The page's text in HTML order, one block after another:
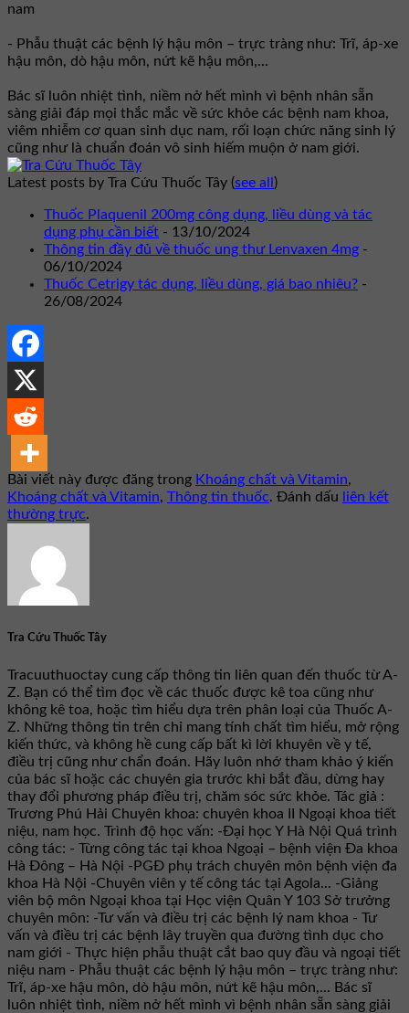
nam
- Phẫu thuật các bệnh lý hậu môn – trực tràng như: Trĩ, áp-xe
hậu môn, dò hậu môn, nứt kẽ hậu môn,...
Bác sĩ luôn nhiệt tình, niềm nở hết mình vì bệnh nhân sẵn
sàng giải đáp mọi thắc mắc về sức khỏe các bệnh nam khoa,
viêm nhiễm cơ quan sinh dục nam, rối loạn chức năng sinh lý
cũng như là chuẩn đoán vô sinh hiếm muộn ở nam giới.
Latest posts by Tra Cứu Thuốc Tây (see all )
Thuốc Plaquenil 200mg công dụng, liều dùng và tác
dụng phụ cần biết - 13/10/2024
Thông tin đầy đủ về thuốc ung thư Lenvaxen 4mg -
06/10/2024
Thuốc Cetrigy tác dụng, liều dùng, giá bao nhiêu? -
26/08/2024
Bài viết này được đăng trong Khoáng chất và Vitamin,
Khoáng chất và Vitamin, Thông tin thuốc. Đánh dấu
liên kết
thường trực.
Tra Cứu Thuốc Tây
Tracuuthuoctay cung cấp thông tin liên quan đến thuốc từ A-
Z. Bạn có thể tìm đọc về các thuốc được kê toa cũng như
không kê toa, hoặc tìm hiểu dựa trên phân loại của Thuốc A-
Z. Những thông tin trên chỉ mang tính chất tìm hiểu, mở rộng
kiến thức, và không hề cung cấp bất kì lời khuyên về y tế,
điều trị cũng như chẩn đoán. Hãy luôn nhớ tham khảo ý kiến
của bác sĩ hoặc các chuyên gia trước khi bắt đầu, dừng hay
thay đổi phương pháp điều trị, chăm sóc sức khỏe. Tác giả :
Trương Phú Hải Chuyên khoa: chuyên khoa II Ngoại khoa tiết
niệu, nam học. Trình độ học vấn: -Đại học Y Hà Nội Quá trình
công tác: - Từng công tác tại khoa Ngoại – bệnh viện Đa khoa
Hà Đông – Hà Nội -PGĐ phụ trách chuyên môn bệnh viện đa
khoa Hà Nội -Chuyên viên y tế công tác tại Agola... -Giảng
viên bộ môn Ngoại khoa tại Học viện Quân Y 103 Sở trưởng
chuyên môn: -Tư vấn và điều trị các bệnh lý nam khoa - Tư
vấn và điều trị các bệnh lây truyền qua đường tình dục cho
nam giới - Thực hiện phẫu thuật cắt bao quy đầu và ngoại tiết
niệu nam - Phẫu thuật các bệnh lý hậu môn – trực tràng như:
Trĩ, áp-xe hậu môn, dò hậu môn, nứt kẽ hậu môn,... Bác sĩ
luôn nhiệt tình, niềm nở hết mình vì bệnh nhân sẵn sàng giải